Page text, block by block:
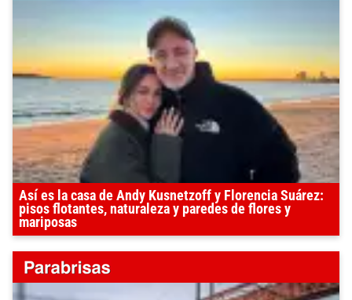
Así es la casa de Andy Kusnetzoff y Florencia Suárez:
pisos flotantes, naturaleza y paredes de flores y
mariposas